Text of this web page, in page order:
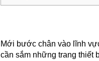
Mới bước chân vào lĩnh
cần sắm những trang thiết